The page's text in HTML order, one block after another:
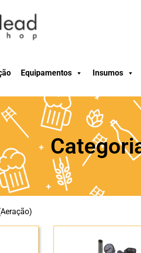
Equipamentos Insumos